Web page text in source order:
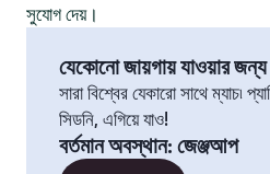
সুযোগ দেয়।
যেকোনো জায়গায় যাওয়ার জন্য
সারা বিশ্বের যেকারো সাথে ম্যাচ৷
সিডনি, এগিয়ে যাও!
বর্তমান অবস্থান: জেঞ্জআপ